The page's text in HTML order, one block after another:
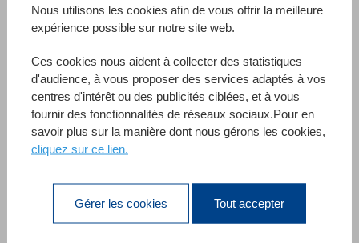
du serveur.
En savoir plus
Nous utilisons les cookies afin de vous offrir la meilleure
expérience possible sur notre site web.
Ces cookies nous aident à collecter des statistiques
d'audience, à vous proposer des services adaptés à vos
centres d'intérêt ou des publicités ciblées, et à vous
fournir des fonctionnalités de réseaux sociaux.Pour en
savoir plus sur la manière dont nous gérons les cookies,
cliquez sur ce lien.
Gérer les cookies Tout accepter